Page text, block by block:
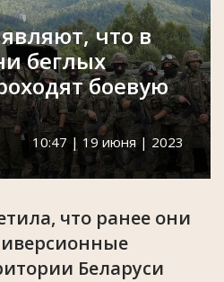
что в
беглых
боевую
10:47 | 19 июня | 2023
что ранее они
Беларуси